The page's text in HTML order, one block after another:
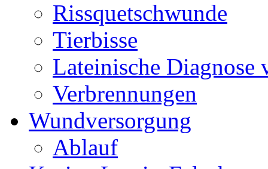
Rissquetschwunde
Tierbisse
Lateinische Diagnose
Verbrennungen
Wundversorgung
Ablauf